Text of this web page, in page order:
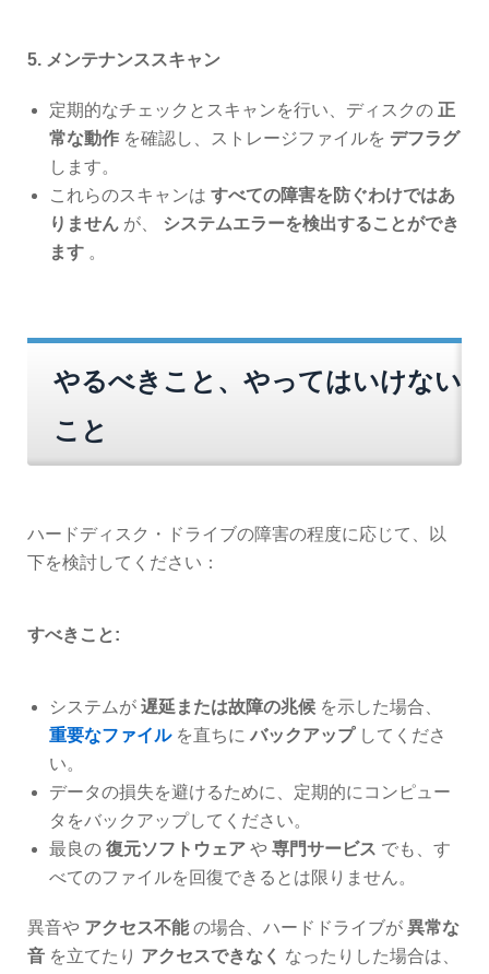
5. メンテナンススキャン
定期的なチェックとスキャンを行い、ディスクの 正
常な動作 を確認し、ストレージファイルを デフラグ
します。
これらのスキャンは すべての障害を防ぐわけではあ
りません が、
システムエラーを検出することができ
ます 。
やるべきこと、やってはいけない
こと
ハードディスク・ドライブの障害の程度に応じて、以
下を検討してください：
すべきこと:
システムが 遅延または故障の兆候 を示した場合、
重要なファイルを直ちに バックアップしてくださ
い。
データの損失を避けるために、定期的にコンピュー
タをバックアップしてください。
最良の 復元ソフトウェア や 専門サービス でも、す
べてのファイルを回復できるとは限りません。
異音や アクセス不能の場合、ハードドライブが 異常な
音 を立てたり アクセスできなく なったりした場合は、